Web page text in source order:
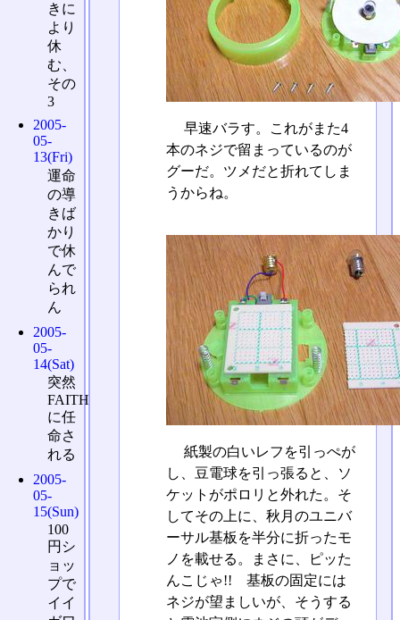
早速バラす。これがまた4
本のネジで留まっているのが
グーだ。ツメだと折れてしま
うからね。
紙製の白いレフを引っぺが
し、豆電球を引っ張ると、ソ
ケットがポロリと外れた。そ
してその上に、秋月のユニバ
ーサル基板を半分に折ったモ
ノを載せる。まさに、ピッた
んこじゃ!! 基板の固定には
ネジが望ましいが、そうする
きに
より
休
む、
その
3
2005-
05-
13(Fri)
運命
の導
きば
かり
で休
んで
られ
ん
2005-
05-
14(Sat)
突然
FAITH
に任
命さ
れる
2005-
05-
15(Sun)
100
円シ
ョッ
プで
イイ